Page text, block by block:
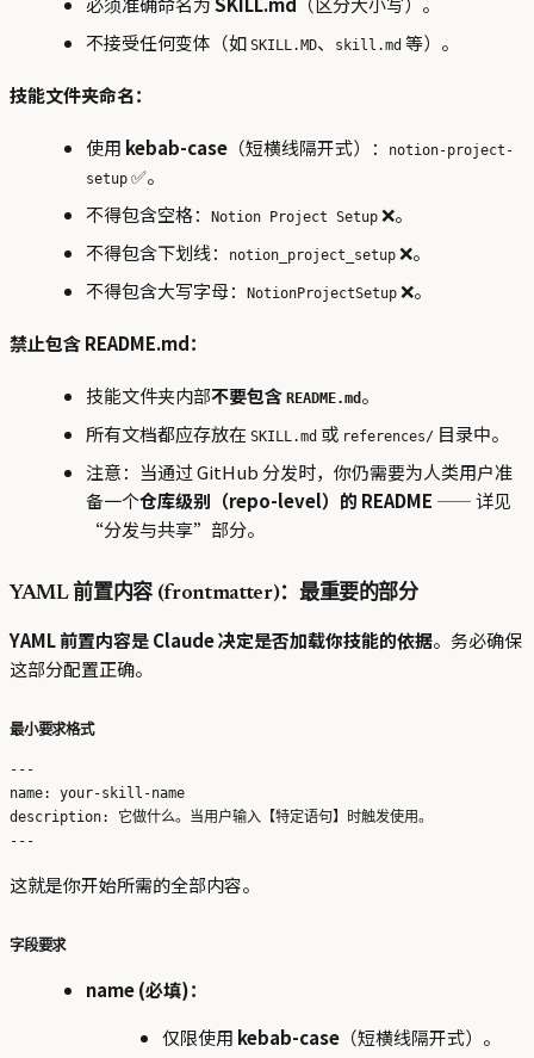
不接受任何变体（如 SKILL.MD、 skill.md 等）。
技能文件夹命名：
使用 kebab-case （短横线隔开式）：
notion-project-
setup ✅。
不得包含空格：
Notion Project Setup ❌。
不得包含下划线：
notion_project_setup ❌。
不得包含大写字母：
NotionProjectSetup ❌。
禁止包含 README.md：
技能文件夹内部不要包含 README.md 。
所有文档都应存放在 SKILL.md 或 references/ 目录中。
注意：当通过 GitHub 分发时，你仍需要为人类用户准
备一个仓库级别（repo-level）的 README —— 详见
“分发与共享”部分。
YAML 前置内容 (frontmatter)：最重要的部分
YAML 前置内容是 Claude 决定是否加载你技能的依据。务必确保
这部分配置正确。
最小要求格式
---
name: your-skill-name
description: 它做什么。当用户输入【特定语句】时触发使用。
这就是你开始所需的全部内容。
字段要求
name (必填)：
仅限使用 kebab-case （短横线隔开式）。